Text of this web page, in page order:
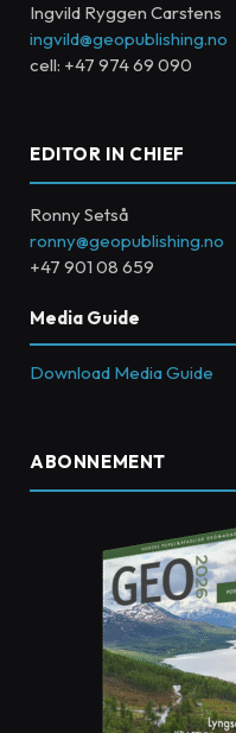
Ingvild Ryggen Carstens
ingvild@geopublishing.no
cell: +47 974 69 090
EDITOR IN CHIEF
Ronny Setså
ronny@geopublishing.no
+47 901 08 659
Media Guide
Download Media Guide
ABONNEMENT